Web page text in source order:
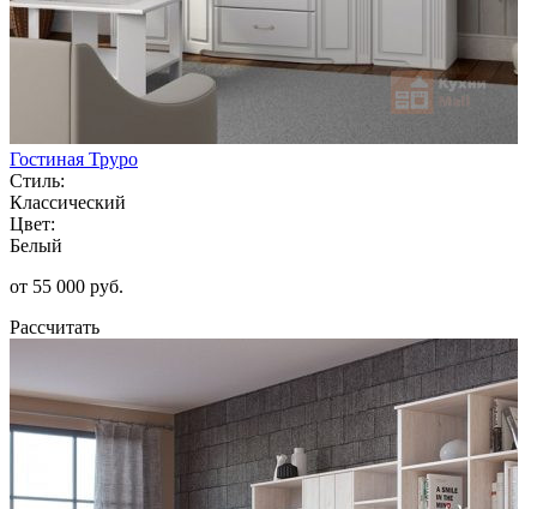
Гостиная Труро
Стиль:
Классический
Цвет:
Белый
от 55 000 руб.
Рассчитать